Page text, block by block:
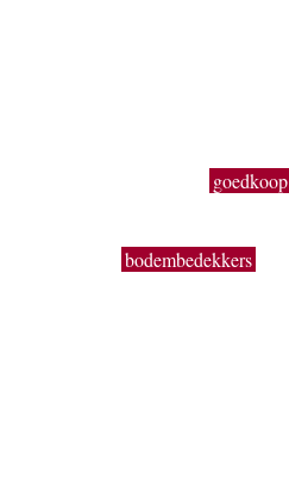
goedkoop
bodembedekkers